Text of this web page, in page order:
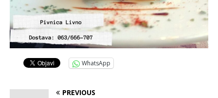
WhatsApp
PREVIOUS